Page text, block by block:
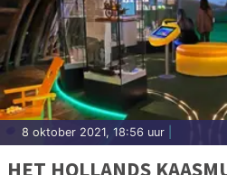
8 oktober 2021, 18:56 uur
HET HOLLANDS